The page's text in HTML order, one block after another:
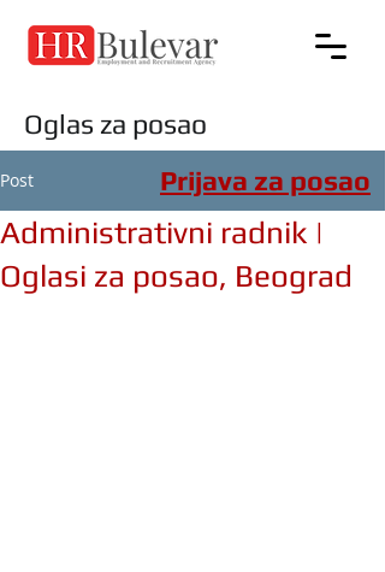
Oglas za posao
Post
Administrativni radnik |
Oglasi za posao, Beograd
Prijava za posao